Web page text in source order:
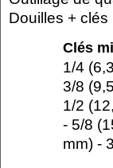
Douilles +
Clés
1/4
3/8
1/2
- 5/8
mm) -